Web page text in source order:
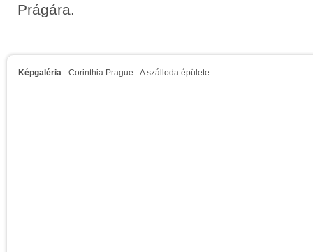
Prágára.
Képgaléria - Corinthia Prague - A szálloda épülete